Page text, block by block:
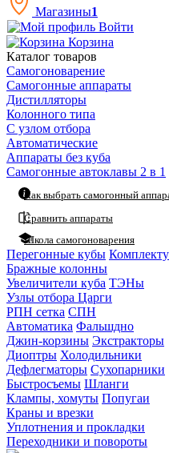
Магазины1
Войти
Корзина
Каталог товаров
Самогоноварение
Самогонные аппараты
Дистилляторы
Колонного типа
С узлом отбора
Автоматические
Аппараты без куба
Самогонные автоклавы 2 в 1
Как выбрать самогонный
Сравнить аппараты
Школа самогоноварения
Перегонные кубы
Бражные колонны
Увеличители куба ТЭНы
Узлы отбора Царги
РПН сетка СПН
Автоматика Фальшдно
Джин-корзины Экстракторы
Диоптры Холодильники
Дефлегматоры Сухопарники
Быстросъемы Шланги
Клампы, хомуты Попугаи
Краны и врезки
Уплотнения и прокладки
Переходники и повороты